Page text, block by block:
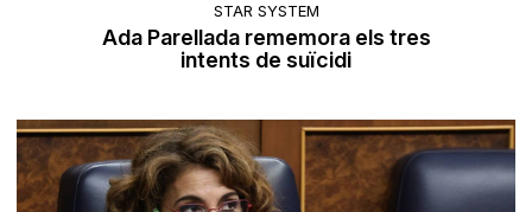
STAR SYSTEM
Ada Parellada rememora els tres
intents de suïcidi